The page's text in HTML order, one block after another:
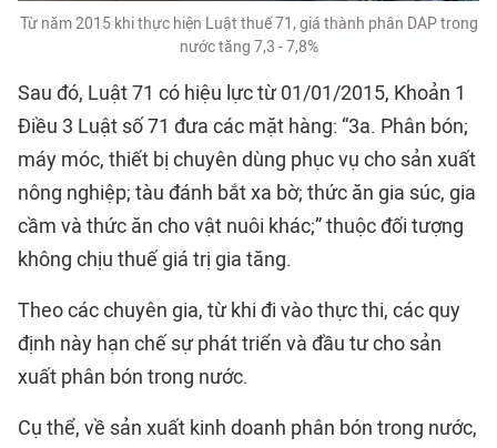
Từ năm 2015 khi thực hiện Luật thuế 71, giá thành phân DAP trong
nước tăng 7,3 - 7,8%
Sau đó, Luật 71 có hiệu lực từ 01/01/2015, Khoản 1
Điều 3 Luật số 71 đưa các mặt hàng: “3a. Phân bón;
máy móc, thiết bị chuyên dùng phục vụ cho sản xuất
nông nghiệp; tàu đánh bắt xa bờ; thức ăn gia súc, gia
cầm và thức ăn cho vật nuôi khác;” thuộc đối tượng
không chịu thuế giá trị gia tăng.
Theo các chuyên gia, từ khi đi vào thực thi, các quy
định này hạn chế sự phát triển và đầu tư cho sản
xuất phân bón trong nước.
Cụ thể, về sản xuất kinh doanh phân bón trong nước,